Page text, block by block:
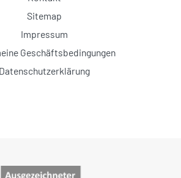
Sitemap
Impressum
Geschäftsbedingungen
Datenschutzerklärung